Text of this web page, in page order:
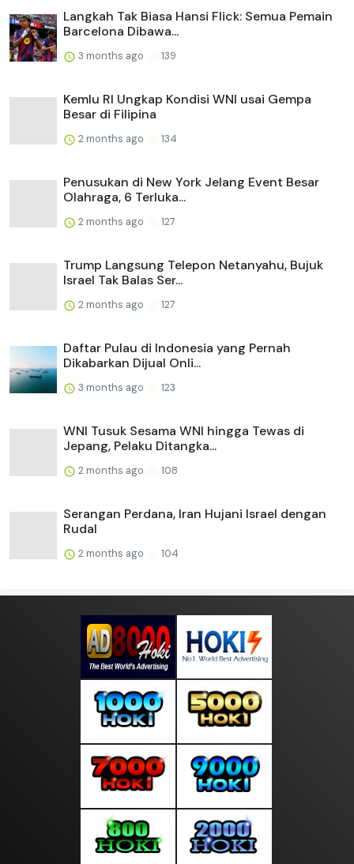
Langkah Tak Biasa Hansi Flick: Semua Pemain
Barcelona Dibawa...
3 months ago 139
Kemlu RI Ungkap Kondisi WNI usai Gempa
Besar di Filipina
2 months ago 134
Penusukan di New York Jelang Event Besar
Olahraga, 6 Terluka...
2 months ago 127
Trump Langsung Telepon Netanyahu, Bujuk
Israel Tak Balas Ser...
2 months ago 127
Daftar Pulau di Indonesia yang Pernah
Dikabarkan Dijual Onli...
3 months ago 123
WNI Tusuk Sesama WNI hingga Tewas di
Jepang, Pelaku Ditangka...
2 months ago 108
Serangan Perdana, Iran Hujani Israel dengan
Rudal
2 months ago 104